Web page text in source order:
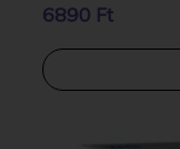
6890 Ft